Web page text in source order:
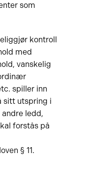
som
kontroll
med
vanskelig
spiller inn
sitt utspring i
ledd,
forstås på
§ 11.